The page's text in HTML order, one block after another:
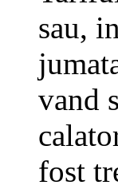
sau,
vand
fost